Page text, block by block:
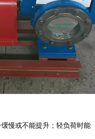
慢或不能提升；轻负荷时能